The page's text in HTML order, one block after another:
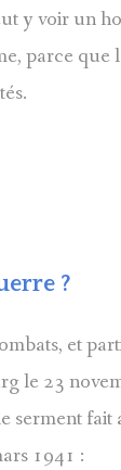
y voir un
parce que
?
et
le 23
serment fait
1941 :